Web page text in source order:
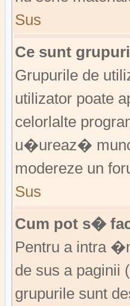
Sus
Ce sunt
Grupurile de
utilizator poate
celorlalte
u�ureaz�
modereze un
Sus
Cum pot s�
Pentru a intra
de sus a paginii
grupurile sunt